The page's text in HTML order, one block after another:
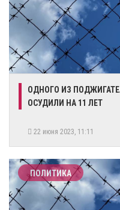
​ОДНОГО ИЗ
ОСУДИЛИ НА 11 ЛЕТ
22 июня 2023, 11:11
ПОЛИТИКА